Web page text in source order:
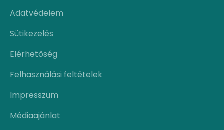
Adatvédelem
Sütikezelés
Elérhetőség
Felhasználási feltételek
Impresszum
Médiaajánlat